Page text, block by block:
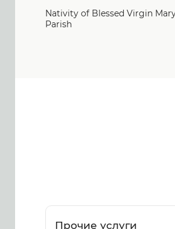
Nativity of Blessed Virgin
Parish
Прочие услуги